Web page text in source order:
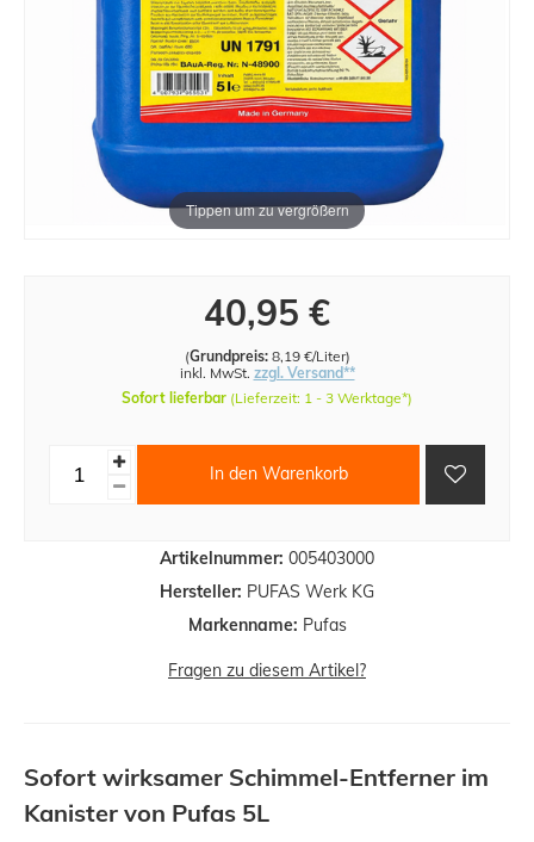
Tippen um zu vergrößern
Artikelnummer: 005403000
Hersteller: PUFAS Werk KG
Markenname: Pufas
40,95 €
(Grundpreis: 8,19 €/Liter)
inkl. MwSt. zzgl. Versand**
Sofort lieferbar (Lieferzeit: 1 - 3 Werktage*)
In den Warenkorb
Fragen zu diesem Artikel?
Sofort wirksamer Schimmel-Entferner im
Kanister von Pufas 5L